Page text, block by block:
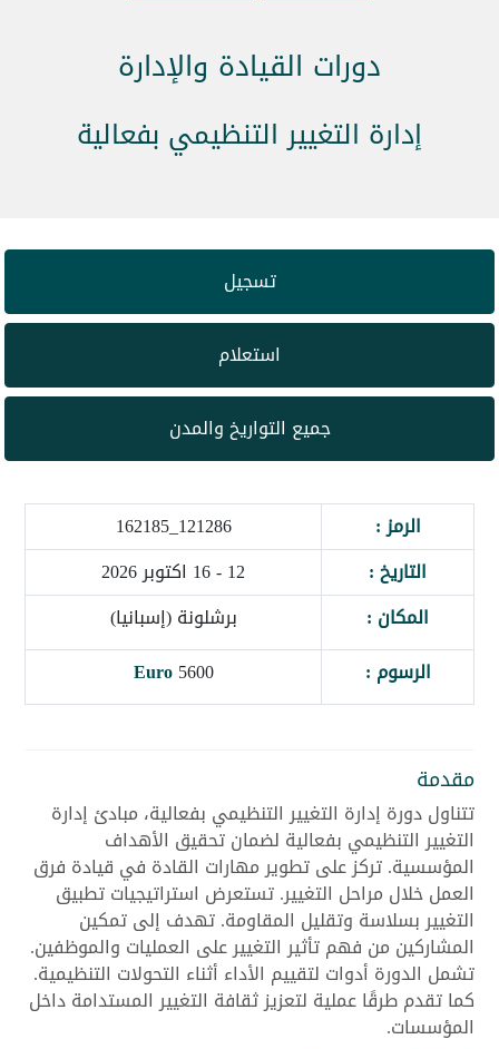
دورات القيادة والإدارة
إدارة التغيير التنظيمي بفعالية
تسجيل
استعلام
جميع التواريخ والمدن
الرمز :
121286_162185
التاريخ :
12 - 16 اكتوبر 2026
المكان :
برشلونة (إسبانيا)
الرسوم :
5600
Euro
مقدمة
تتناول دورة إدارة التغيير التنظيمي بفعالية، مبادئ إدارة
التغيير التنظيمي بفعالية لضمان تحقيق الأهداف
المؤسسية. تركز على تطوير مهارات القادة في قيادة فرق
العمل خلال مراحل التغيير. تستعرض استراتيجيات تطبيق
التغيير بسلاسة وتقليل المقاومة. تهدف إلى تمكين
المشاركين من فهم تأثير التغيير على العمليات والموظفين.
تشمل الدورة أدوات لتقييم الأداء أثناء التحولات التنظيمية.
كما تقدم طرقًا عملية لتعزيز ثقافة التغيير المستدامة داخل
المؤسسات.